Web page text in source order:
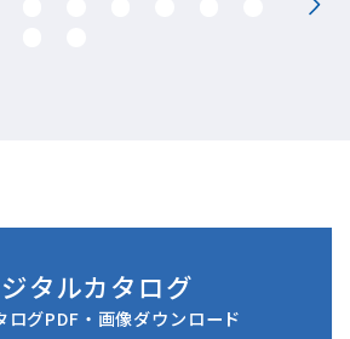
タルカタログ
ログPDF・画像ダウンロード